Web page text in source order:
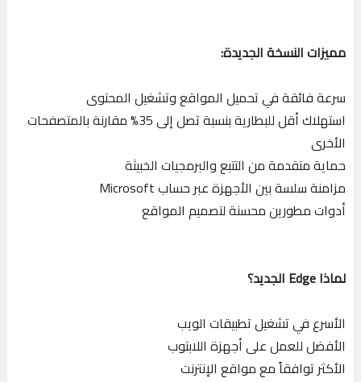
مميزات النسخة الجديدة:
سرعة فائقة في تحميل المواقع وتشغيل المحتوى
استهلاك أقل للبطارية بنسبة تصل إلى 35% مقارنة بالمتصفحات
الأخرى
حماية متقدمة من التتبع والبرمجيات الخبيثة
مزامنة سلسة بين الأجهزة عبر حساب Microsoft
أدوات مطورين محسنة لتصميم المواقع
لماذا Edge الجديد؟
الأسرع في تشغيل تطبيقات الويب
الأفضل للعمل على أجهزة اللابتوب
الأكثر توافقاً مع مواقع الإنترنت